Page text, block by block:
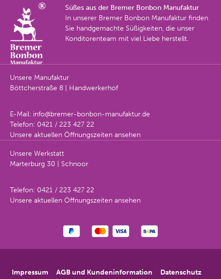
Süßes aus der Bremer Bonbon Manufaktur
In unserer Bremer Bonbon Manufaktur finden
Sie handgemachte Süßigkeiten, die unser
Konditorenteam mit viel Liebe herstellt.
Unsere Manufaktur
Böttcherstraße 8 | Handwerkerhof
E-Mail: info@bremer-bonbon-manufaktur.de
Telefon: 0421 / 223 427 22
Unsere aktuellen Öffnungszeiten ansehen
Unsere Werkstatt
Marterburg 30 | Schnoor
Telefon: 0421 / 223 427 22
Unsere aktuellen Öffnungszeiten ansehen
Impressum AGB und Kundeninformation Datenschutz